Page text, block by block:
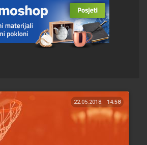
22.05.2018. 14:58